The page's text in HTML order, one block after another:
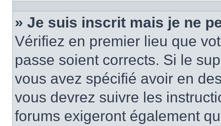
» Je suis inscrit mais je ne
Vérifiez en premier lieu que
passe soient corrects. Si le
vous avez spécifié avoir en
vous devrez suivre les
forums exigeront également